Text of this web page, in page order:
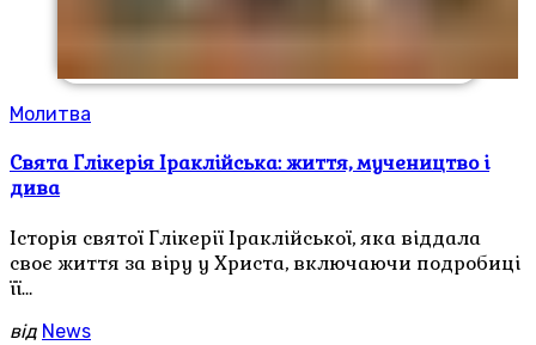
Молитва
Свята Глікерія Іраклійська: життя, мучеництво і
дива
Історія святої Глікерії Іраклійської, яка віддала
своє життя за віру у Христа, включаючи подробиці
її…
від News